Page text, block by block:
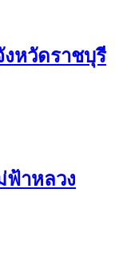
หวัดราชบุรี
ฟ้าหลวง